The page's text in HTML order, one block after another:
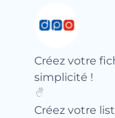
Créez votre
simplicité !
Créez votre